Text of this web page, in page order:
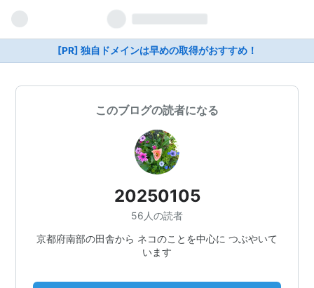
[PR] 独自ドメインは早めの取得がおすすめ！
このブログの読者になる
20250105
56人の読者
京都府南部の田舎から ネコのことを中心に つぶやいて
います